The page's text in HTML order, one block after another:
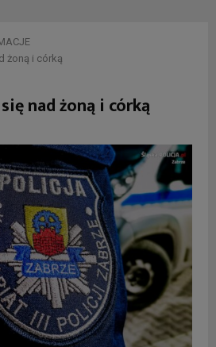
żoną i córką
nad żoną i córką